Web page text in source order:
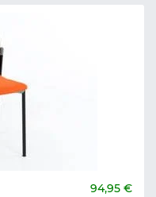
94,95 €